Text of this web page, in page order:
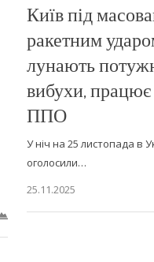
Київ під
ракетним
лунають
вибухи, працює
ППО
У ніч на 25 листопада в
оголосили…
25.11.2025